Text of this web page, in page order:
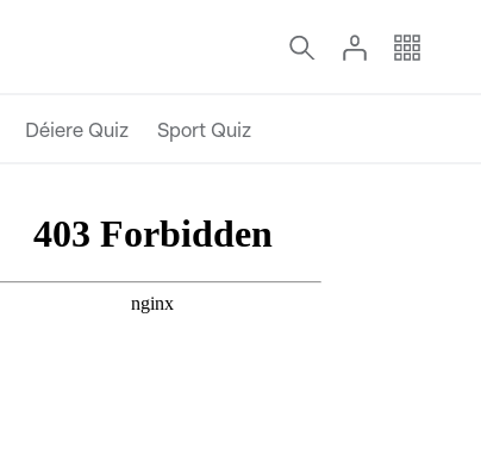
Déiere Quiz Sport Quiz